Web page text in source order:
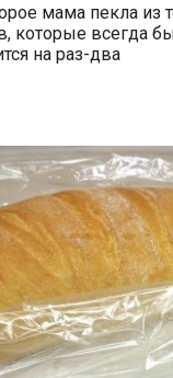
мама пекла из
которые всегда
на раз-два